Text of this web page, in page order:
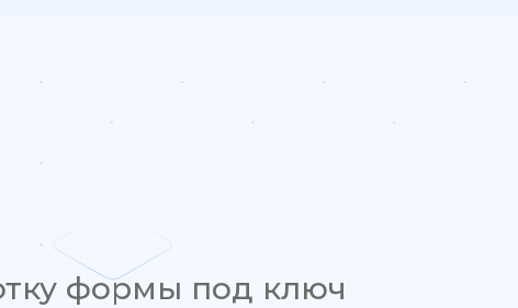
формы под ключ